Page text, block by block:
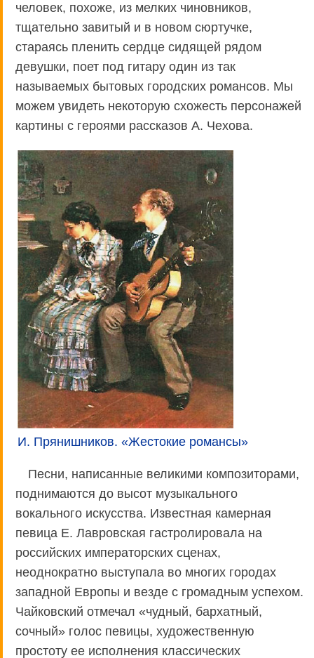
человек, похоже, из мелких чиновников,
тщательно завитый и в новом сюртучке,
стараясь пленить сердце сидящей рядом
девушки, поет под гитару один из так
называемых бытовых городских романсов. Мы
можем увидеть некоторую схожесть персонажей
картины с героями рассказов А. Чехова.
И. Прянишников. «Жестокие романсы»
Песни, написанные великими композиторами,
поднимаются до высот музыкального
вокального искусства. Известная камерная
певица Е. Лавровская гастролировала на
российских императорских сценах,
неоднократно выступала во многих городах
западной Европы и везде с громадным успехом.
Чайковский отмечал «чудный, бархатный,
сочный» голос певицы, художественную
простоту ее исполнения классических